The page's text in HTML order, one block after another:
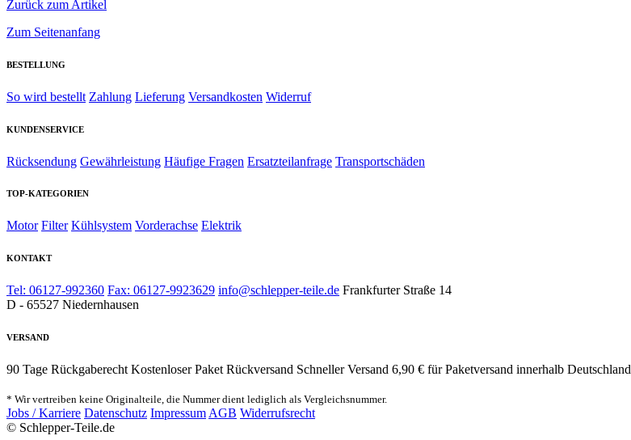
Zurück zum Artikel
Zum Seitenanfang
BESTELLUNG
So wird bestellt Zahlung Lieferung Versandkosten Widerruf
KUNDENSERVICE
Rücksendung Gewährleistung Häufige Fragen Ersatzteilanfrage Transportschäden
TOP-KATEGORIEN
Motor Filter Kühlsystem Vorderachse Elektrik
KONTAKT
Tel: 06127-992360 Fax: 06127-9923629 info@schlepper-teile.de Frankfurter Straße 14
D - 65527 Niedernhausen
VERSAND
90 Tage Rückgaberecht Kostenloser Paket Rückversand Schneller Versand 6,90 € für Paketversand innerhalb Deutschland
* Wir vertreiben keine Originalteile, die Nummer dient lediglich als Vergleichsnummer.
Jobs / Karriere Datenschutz Impressum AGB Widerrufsrecht
© Schlepper-Teile.de